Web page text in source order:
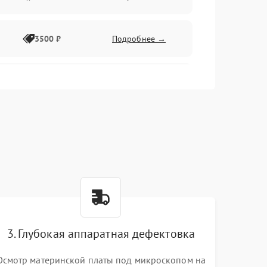
3500 ₽ Подробнее →
3000 ₽ Подробнее →
3. Глубокая аппаратная дефектовка
материнской платы под микроскопом на